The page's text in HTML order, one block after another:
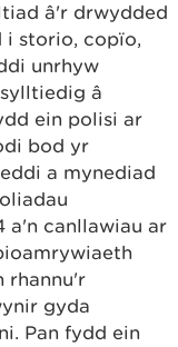
â'r drwydded
i storio, copïo,
unrhyw
â
ein polisi ar
bod yr
a mynediad
a'n canllawiau ar
rhannu'r
gyda
Pan fydd ein